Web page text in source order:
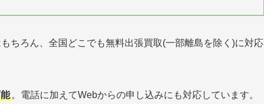
ちろん、全国どこでも無料出張買取(一部離島を除く)に対応
。電話に加えてWebからの申し込みにも対応しています。